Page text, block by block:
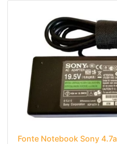
Fonte Notebook Sony 4.7a